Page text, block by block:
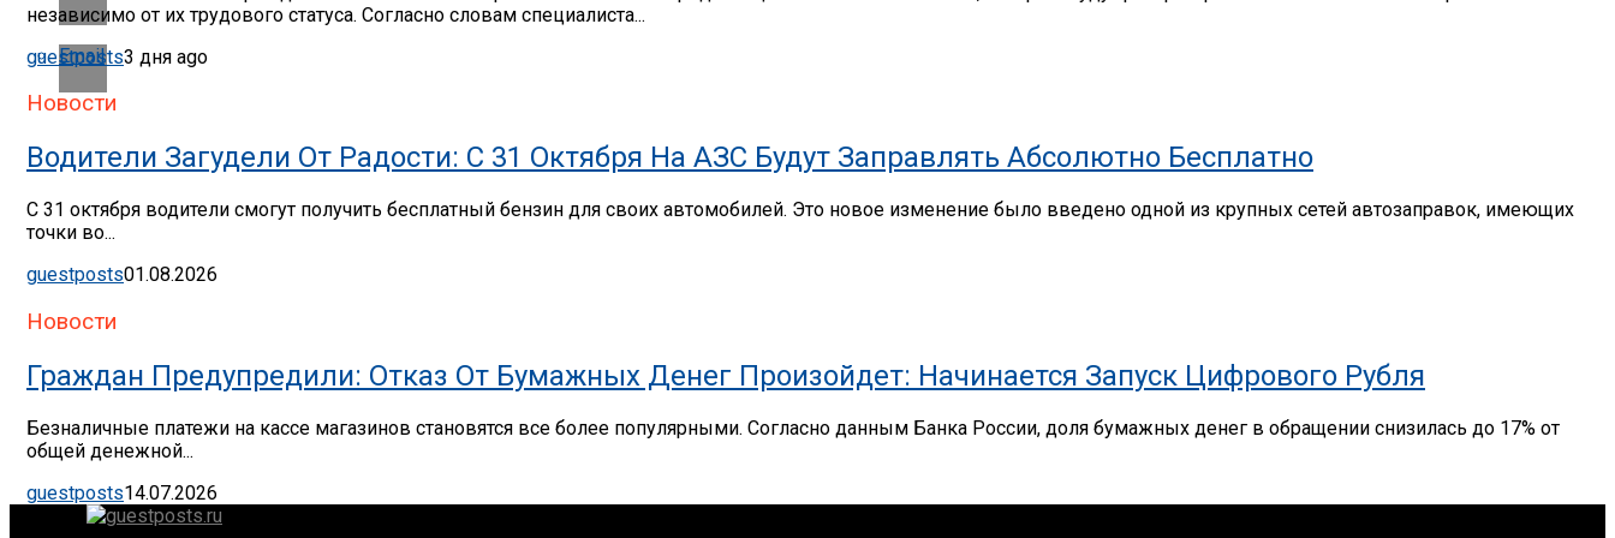
Email
независимо от их трудового статуса. Согласно словам специалиста...
guestposts3 дня ago
Новости
Водители Загудели От Радости: С 31 Октября На АЗС Будут Заправлять Абсолютно Бесплатно
С 31 октября водители смогут получить бесплатный бензин для своих автомобилей. Это новое изменение было введено одной из крупных сетей автозаправок, имеющих
точки во...
guestposts01.08.2026
Новости
Граждан Предупредили: Отказ От Бумажных Денег Произойдет: Начинается Запуск Цифрового Рубля
Безналичные платежи на кассе магазинов становятся все более популярными. Согласно данным Банка России, доля бумажных денег в обращении снизилась до 17% от
общей денежной...
guestposts14.07.2026